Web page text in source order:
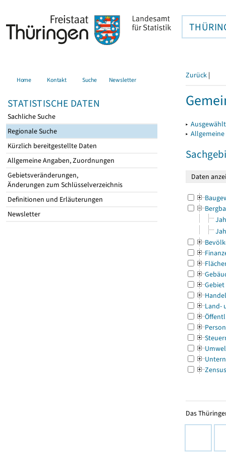
Home Kontakt Suche Newsletter
STATISTISCHE DATEN
Sachliche Suche
Regionale Suche
Kürzlich bereitgestellte Daten
Allgemeine Angaben, Zuordnungen
Gebietsveränderungen,
Änderungen zum Schlüsselverzeichnis
Definitionen und Erläuterungen
Newsletter
Zurück |
▸
▸
Gebiet
Land-
Zensus
Das